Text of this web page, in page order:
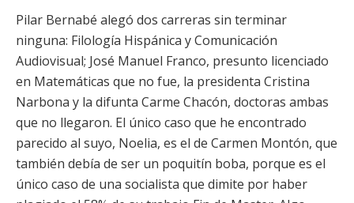
Pilar Bernabé alegó dos carreras sin terminar
ninguna: Filología Hispánica y Comunicación
Audiovisual; José Manuel Franco, presunto licenciado
en Matemáticas que no fue, la presidenta Cristina
Narbona y la difunta Carme Chacón, doctoras ambas
que no llegaron. El único caso que he encontrado
parecido al suyo, Noelia, es el de Carmen Montón, que
también debía de ser un poquitín boba, porque es el
único caso de una socialista que dimite por haber